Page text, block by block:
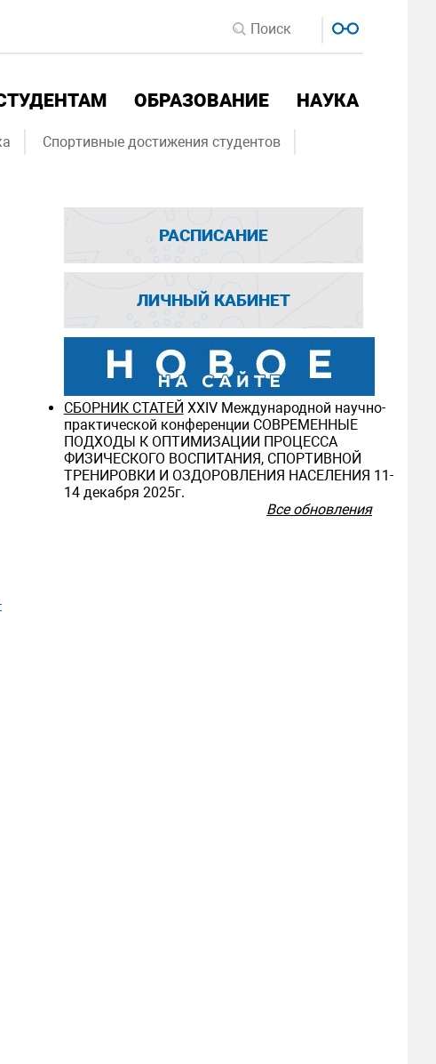
ОБРАЗОВАНИЕ НАУКА
Спортивные достижения студентов
РАСПИСАНИЕ
ЛИЧНЫЙ КАБИНЕТ
СБОРНИК СТАТЕЙ ХXIV Международной научно-
практической конференции СОВРЕМЕННЫЕ
ПОДХОДЫ К ОПТИМИЗАЦИИ ПРОЦЕССА
ФИЗИЧЕСКОГО ВОСПИТАНИЯ, СПОРТИВНОЙ
ТРЕНИРОВКИ И ОЗДОРОВЛЕНИЯ НАСЕЛЕНИЯ 11-
14 декабря 2025г.
Все обновления